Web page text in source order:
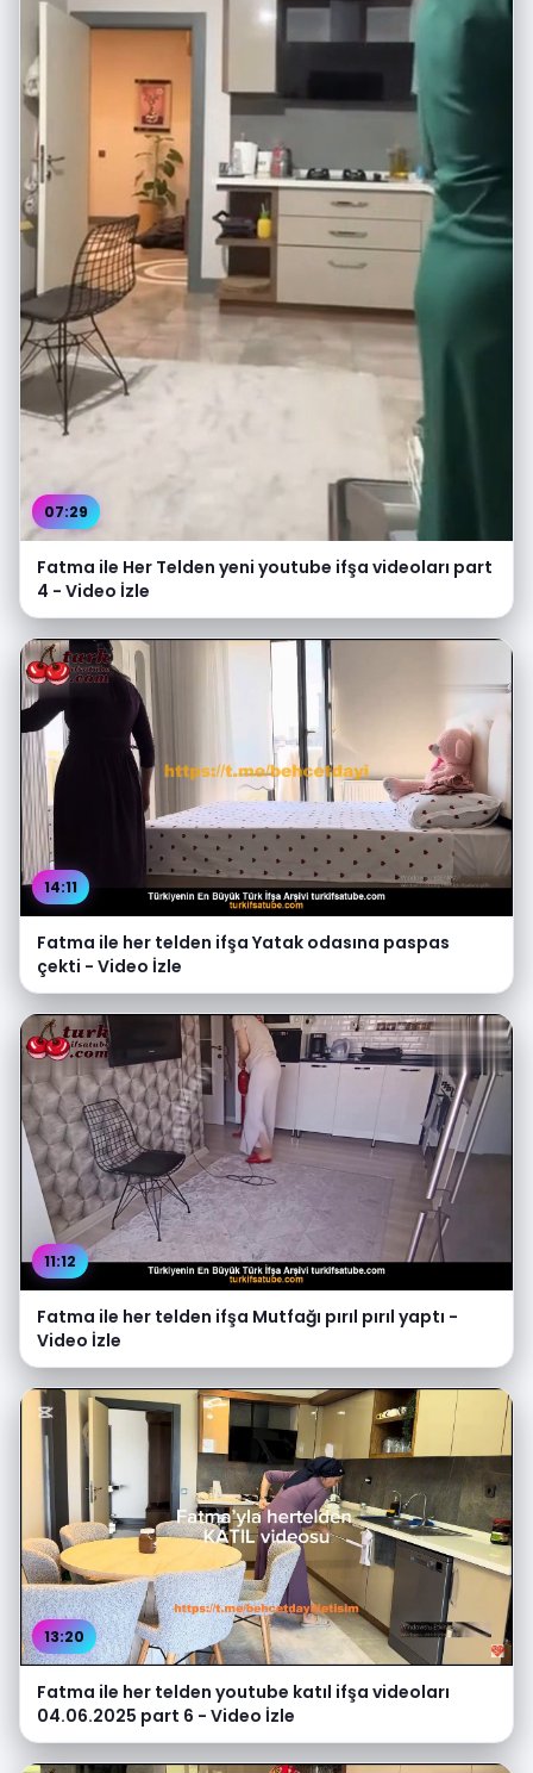
07:29
Fatma ile Her Telden yeni youtube ifşa videoları part
4 - Video İzle
14:11
Fatma ile her telden ifşa Yatak odasına paspas
çekti - Video İzle
11:12
Fatma ile her telden ifşa Mutfağı pırıl pırıl yaptı -
Video İzle
13:20
Fatma ile her telden youtube katıl ifşa videoları
04.06.2025 part 6 - Video İzle